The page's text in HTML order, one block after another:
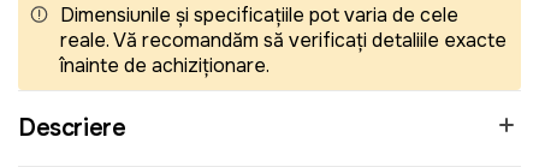
Dimensiunile și specificațiile pot varia de cele
reale. Vă recomandăm să verificați detaliile exacte
înainte de achiziționare.
Descriere